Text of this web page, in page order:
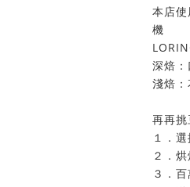
本店
機
深焙
淺焙
再再
１．
２．
３．